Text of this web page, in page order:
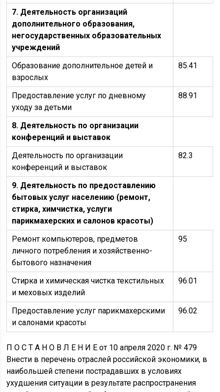
7. Деятельность организаций
дополнительного образования,
негосударственных образовательных
учреждений
Образование дополнительное детей и
взрослых
85.41
Предоставление услуг по дневному
уходу за детьми
88.91
8. Деятельность по организации
конференций и выставок
Деятельность по организации
конференций и выставок
82.3
9. Деятельность по предоставлению
бытовых услуг населению (ремонт,
стирка, химчистка, услуги
парикмахерских и салонов красоты)
Ремонт компьютеров, предметов
личного потребления и хозяйственно-
бытового назначения
95
Стирка и химическая чистка текстильных
и меховых изделий
96.01
Предоставление услуг парикмахерскими
и салонами красоты
96.02
П О С Т А Н О В Л Е Н И Е от 10 апреля 2020 г. № 479
Внести в перечень отраслей российской экономики, в
наибольшей степени пострадавших в условиях
ухудшения ситуации в результате распространения